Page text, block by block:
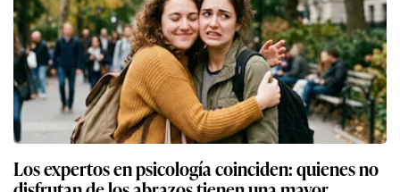
Los expertos en psicología coinciden: quienes no